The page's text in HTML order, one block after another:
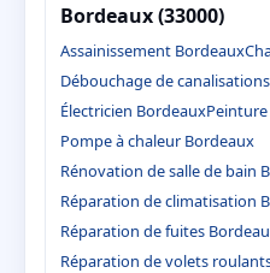
Bordeaux (33000)
Assainissement Bordeaux
Débouchage de
Électricien Bordeaux
Pompe à chaleur Bordeaux
Rénovation de salle de bain
Réparation de climatisation
Réparation de fuites
Réparation de volets